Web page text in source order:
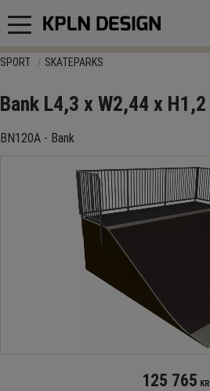
Meny
SPORT SKATEPARKS
Bank L4,3 x W2,44 x H1,2
BN120A - Bank
125 765 KR